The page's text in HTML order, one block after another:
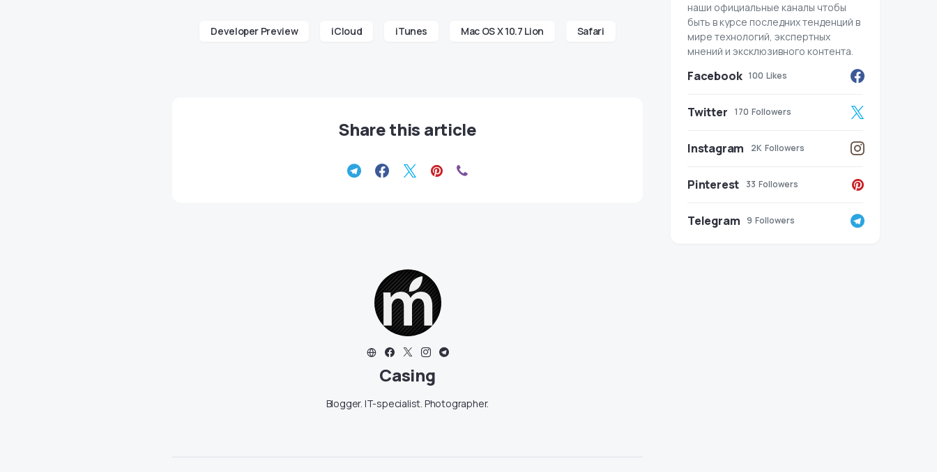
Developer Preview iCloud iTunes Mac OS X 10.7 Lion Safari
Share this article
Casing
Blogger. IT-specialist. Photographer.
наши официальные каналы чтобы
быть в курсе последних тенденций в
мире технологий, экспертных
мнений и эксклюзивного контента.
Facebook 100 Likes
Twitter 170 Followers
Instagram 2K Followers
Pinterest 33 Followers
Telegram 9 Followers